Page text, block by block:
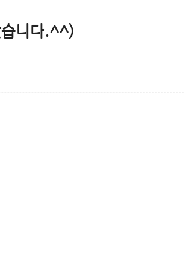
습니다.^^)